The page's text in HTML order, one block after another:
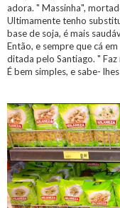
adora. " Massinha",
Ultimamente tenho
base de soja, é mais
Então, e sempre que cá
ditada pelo Santiago. "
É bem simples, e sabe-